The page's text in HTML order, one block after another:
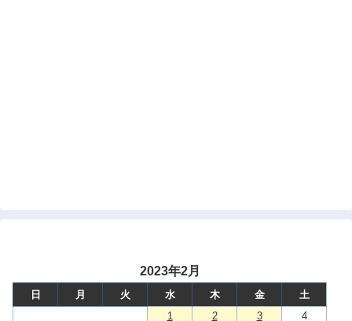
2023年2月
日 月 火 水 木 金
土
1
2 3
4